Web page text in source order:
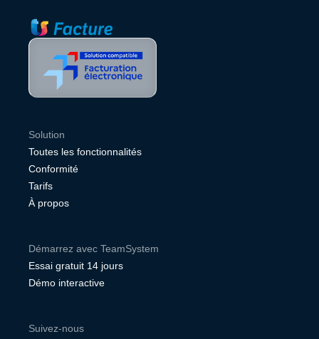
Solution
Toutes les fonctionnalités
Conformité
Tarifs
À propos
Démarrez avec TeamSystem
Essai gratuit 14 jours
Démo interactive
Suivez-nous